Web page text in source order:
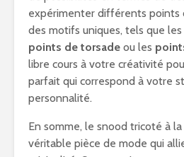
expérimenter différents points
des motifs uniques, tels que les
points de torsade ou les
libre cours à votre créativité
parfait qui correspond à votre
personnalité.
En somme, le snood tricoté à
véritable pièce de mode qui